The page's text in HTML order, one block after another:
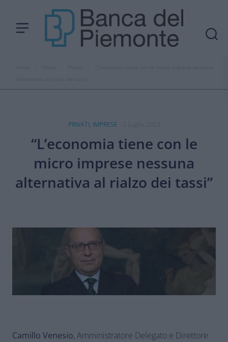
PRIVATI, IMPRESE
“L’economia tiene con le
micro imprese nessuna
alternativa al rialzo dei tassi”
Camillo Venesio, Amministratore Delegato e Direttore